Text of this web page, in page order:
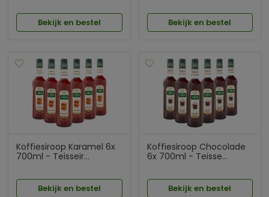
Bekijk en bestel Bekijk en bestel
Koffiesiroop Karamel 6x
700ml - Teisseir...
Bekijk en bestel
Koffiesiroop Chocolade
6x 700ml - Teisse...
Bekijk en bestel